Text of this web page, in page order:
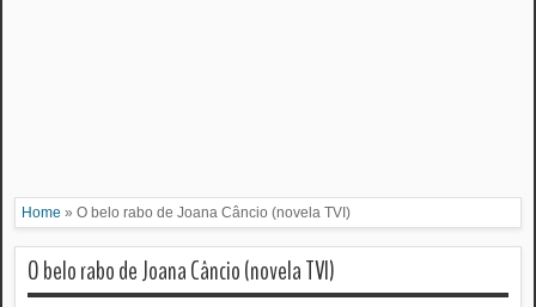
Home » O belo rabo de Joana Câncio (novela TVI)
O belo rabo de Joana Câncio (novela TVI)